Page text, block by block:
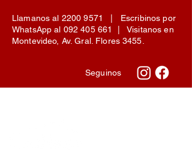
Llamanos al 2200 9571
| Escribinos por
WhatsApp al 092 405 661
| Visitanos en
Montevideo, Av. Gral. Flores 3455.
Seguinos